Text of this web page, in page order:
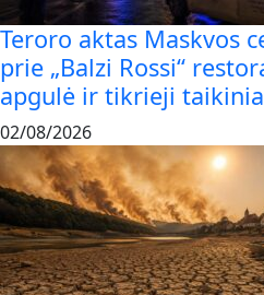
Teroro aktas Maskvos
prie „Balzi Rossi“
apgulė ir tikrieji
02/08/2026